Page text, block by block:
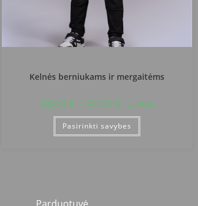
Kelnės berniukams ir mergaitėms
34,00 € – 36,00 € su PVM
Pasirinkti savybes